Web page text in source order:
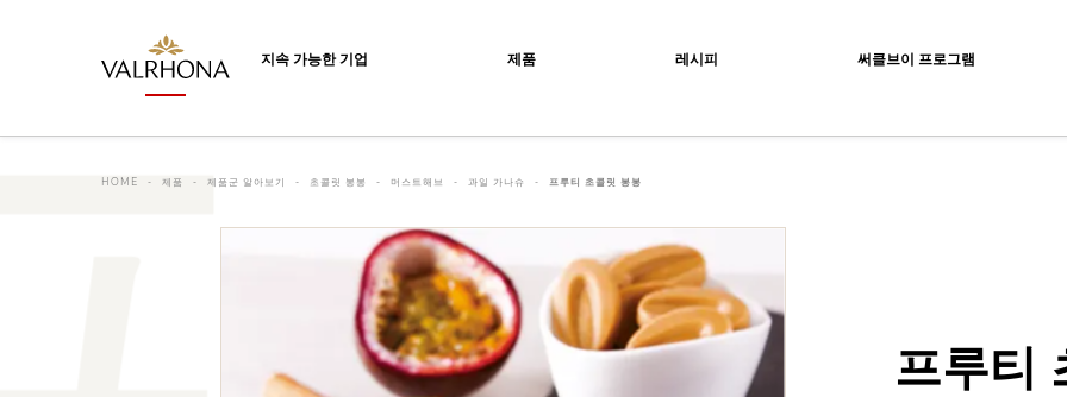
Valrhona - Imaginons le meilleur du chocolat
지속 가능한 기업 제품 레시피 써클브이 프로그램
HOME 제품 제품군 알아보기 초콜릿 봉봉 머스트해브 과일 가나슈 프루티 초콜릿 봉봉
프루티